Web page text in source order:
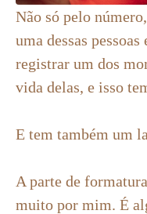
Não só pelo
uma dessas
registrar um dos
vida delas, e isso
E tem também um
A parte de
muito por mim. É